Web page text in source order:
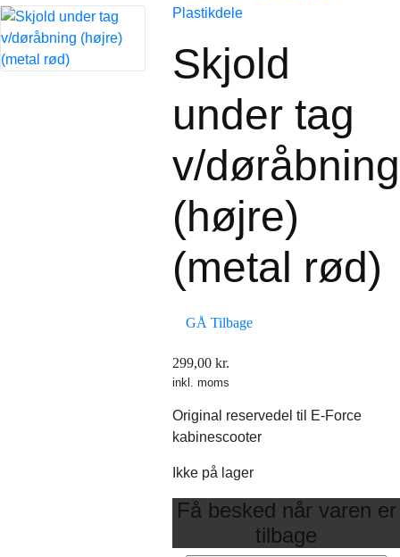
Plastikdele
Skjold
under tag
v/døråbning
(højre)
(metal rød)
GÅ Tilbage
299,00 kr.
inkl. moms
Original reservedel til E-Force
kabinescooter
Ikke på lager
Få besked når varen er
tilbage